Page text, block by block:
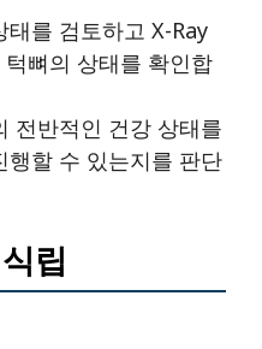
를 검토하고 X-Ray
뼈의 상태를 확인합
전반적인 건강 상태를
행할 수 있는지를 판단
립